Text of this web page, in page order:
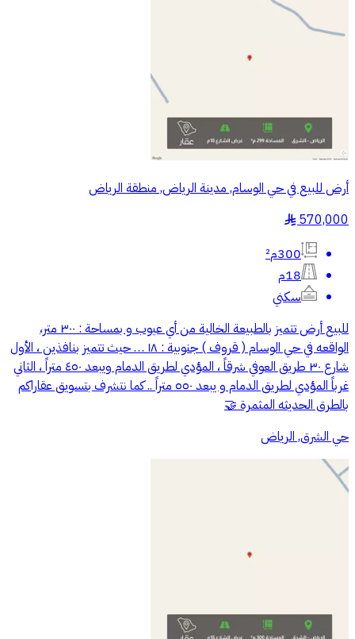
أرض للبيع في حي الوسام, مدينة الرياض, منطقة الرياض
570,000
§
300م²
18م
سكني
للبيع أرض تتميز بالطبيعة الخالية من أي عيوب و بمساحة : ٣٠٠ متر،
الواقعه في حي الوسام ( قروف ) جنوبية : ١٨ … حيث تتميز بنافذين ، الأول
شارع ٣٠ طريق العوفي شرقاً ، المؤدي لطريق الدمام ويبعد ٤٥٠ متراً ، الثاني
غرباً المؤدي لطريق الدمام و يبعد ٥٥٠ متراً .. كما نتشرف بتسويق عقاراكم
بالطرق الحديثه المثمرة 🤝
حي الشرق, الرياض